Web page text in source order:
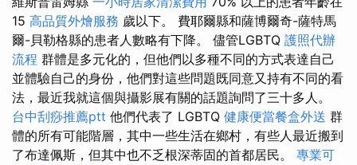
15 高品質外燴服務 歲以下。 費耶爾縣和薩博爾奇-薩特馬
爾-貝勒格縣的患者人數略有下降。 儘管LGBTQ 護照代辦
流程 群體是多元化的，但他們以多種不同的方式表達自己
並體驗自己的身份，他們對這些問題既同意又持有不同的看
法，最近我就這個與攝影展有關的話題詢問了三十多人。
台中刮痧推薦ptt 他們代表了 LGBTQ 健康便當餐盒外送 群
體的所有可能階層，其中一些生活在鄉村，有些人最近搬到
了布達佩斯，但其中也不乏根深蒂固的首都居民。 專業可